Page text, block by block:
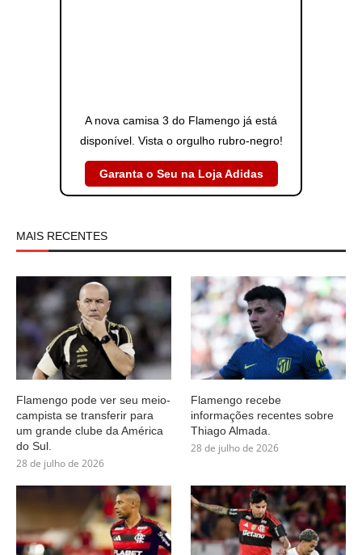
A nova camisa 3 do Flamengo já está
disponível. Vista o orgulho rubro-negro!
Garanta o Seu na Loja Adidas
MAIS RECENTES
Flamengo pode ver seu meio-
campista se transferir para
um grande clube da América
do Sul.
28 de julho de 2026
Flamengo recebe
informações recentes sobre
Thiago Almada.
28 de julho de 2026